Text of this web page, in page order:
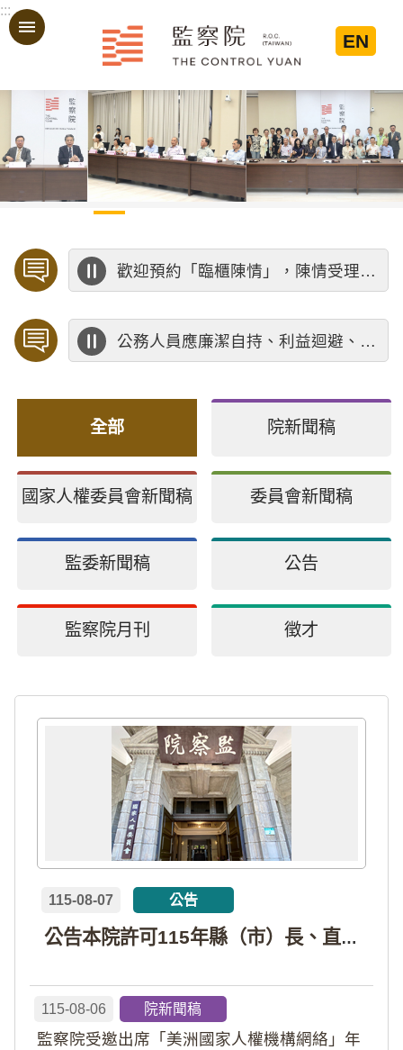
跳到主要內容區塊
:::
EN
歡迎預約「臨櫃陳情」，陳情受理中心將優先排定人員與您接談，釐清案情爭點後收案處理，以節省您的寶貴時間。
公務人員應廉潔自持、利益迴避、依法公正執行公務～考試院公務人員保障暨培訓委員會～
全部 院新聞稿
國家人權委員會新聞稿 委員會新聞稿
監委新聞稿 公告
監察院月刊 徵才
公告本院許可115年縣（市）長、直轄市議員、縣（市）議員擬參選人開立政治獻金專戶共計4戶。各專戶得收受政治獻金期間為自專戶許可設立日起至115年11月27日止，專戶名冊詳如附件。
115-08-07 公告
115-08-06 院新聞稿
監察院受邀出席「美洲國家人權機構網絡」年